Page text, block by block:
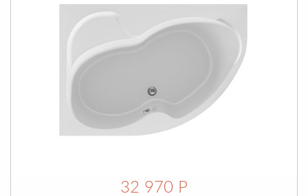
32 970 Р